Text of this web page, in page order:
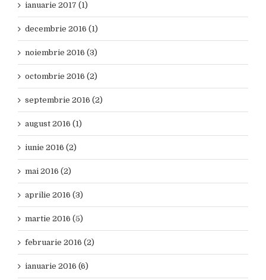
ianuarie 2017 (1)
decembrie 2016 (1)
noiembrie 2016 (3)
octombrie 2016 (2)
septembrie 2016 (2)
august 2016 (1)
iunie 2016 (2)
mai 2016 (2)
aprilie 2016 (3)
martie 2016 (5)
februarie 2016 (2)
ianuarie 2016 (6)